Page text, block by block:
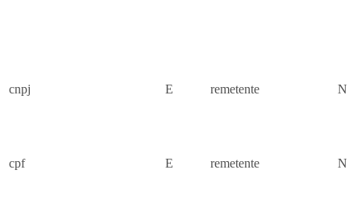
cnpj E remetente N
cpf E remetente N